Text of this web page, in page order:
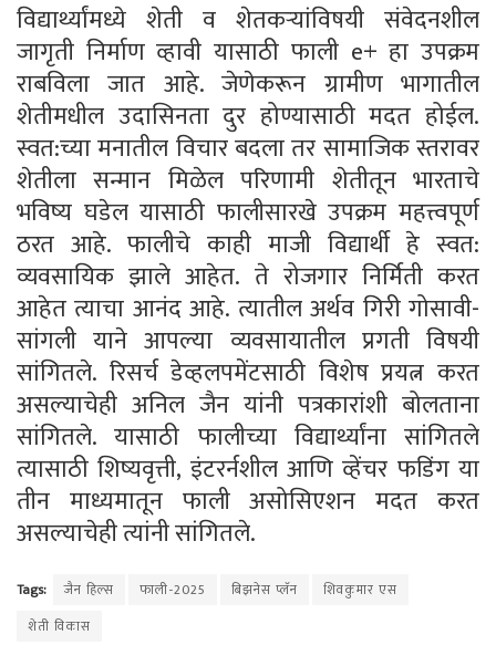
विद्यार्थ्यांमध्ये शेती व शेतकऱ्यांविषयी संवेदनशील
जागृती निर्माण व्हावी यासाठी फाली e+ हा उपक्रम
राबविला जात आहे. जेणेकरून ग्रामीण भागातील
शेतीमधील उदासिनता दुर होण्यासाठी मदत होईल.
स्वत:च्या मनातील विचार बदला तर सामाजिक स्तरावर
शेतीला सन्मान मिळेल परिणामी शेतीतून भारताचे
भविष्य घडेल यासाठी फालीसारखे उपक्रम महत्त्वपूर्ण
ठरत आहे. फालीचे काही माजी विद्यार्थी हे स्वत:
व्यवसायिक झाले आहेत. ते रोजगार निर्मिती करत
आहेत त्याचा आनंद आहे. त्यातील अर्थव गिरी गोसावी-
सांगली याने आपल्या व्यवसायातील प्रगती विषयी
सांगितले. रिसर्च डेव्हलपमेंटसाठी विशेष प्रयत्न करत
असल्याचेही अनिल जैन यांनी पत्रकारांशी बोलताना
सांगितले. यासाठी फालीच्या विद्यार्थ्यांना सांगितले
त्यासाठी शिष्यवृत्ती, इंटरर्नशील आणि व्हेंचर फडिंग या
तीन माध्यमातून फाली असोसिएशन मदत करत
असल्याचेही त्यांनी सांगितले.
Tags: जैन हिल्स फाली-2025 बिझनेस प्लॅन
शिवकुमार एस
शेती विकास